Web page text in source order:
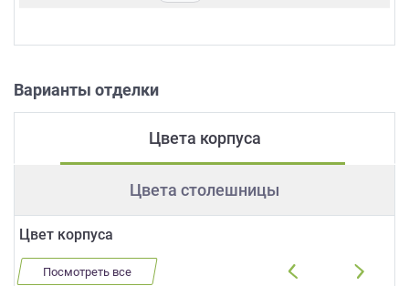
Варианты отделки
Цвета корпуса
Цвета столешницы
Цвет корпуса
Посмотреть все